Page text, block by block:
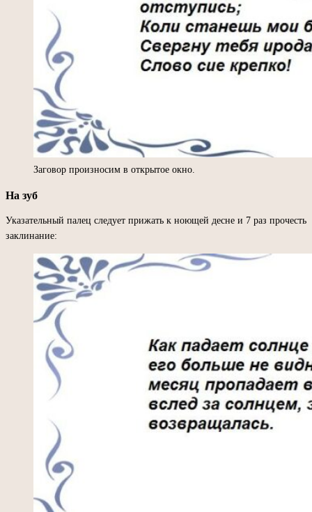
Заговор произносим в открытое окно.
На зуб
Указательный палец следует прижать к ноющей десне и 7 раз прочесть
заклинание: